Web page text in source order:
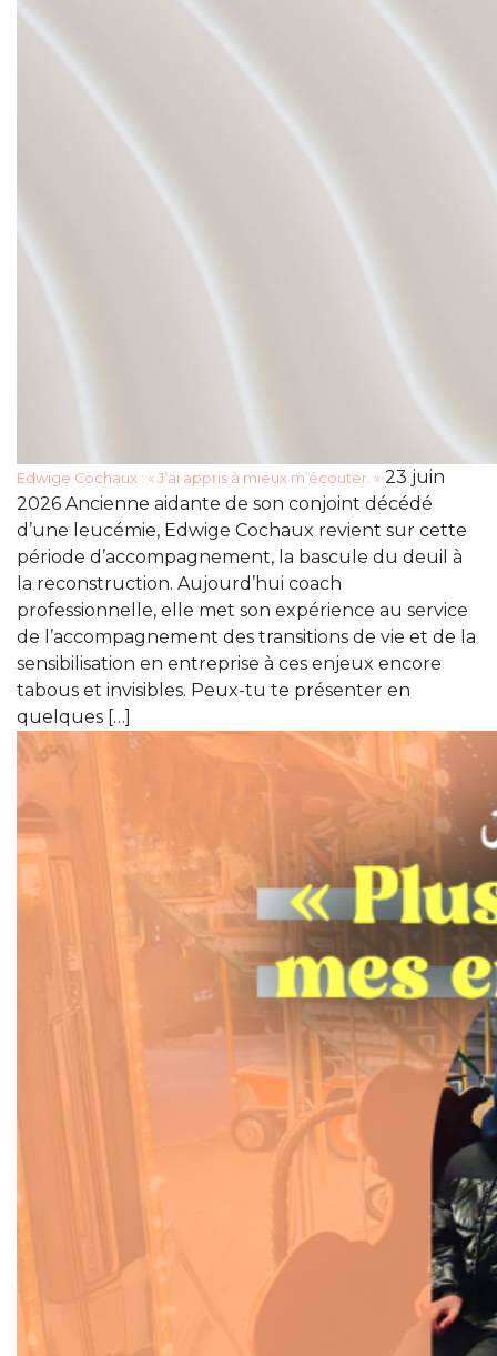
Edwige Cochaux : « J’ai appris à mieux m’écouter. » 23 juin
2026 Ancienne aidante de son conjoint décédé
d’une leucémie, Edwige Cochaux revient sur cette
période d’accompagnement, la bascule du deuil à
la reconstruction. Aujourd’hui coach
professionnelle, elle met son expérience au service
de l’accompagnement des transitions de vie et de la
sensibilisation en entreprise à ces enjeux encore
tabous et invisibles. Peux-tu te présenter en
quelques […]